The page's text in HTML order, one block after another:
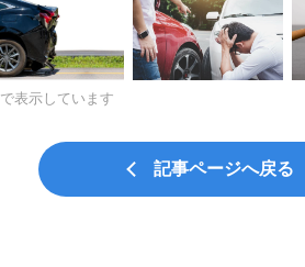
で表示しています
記事ページへ戻る